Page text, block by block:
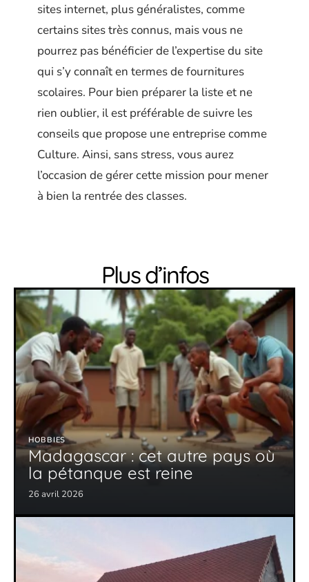
sites internet, plus généralistes, comme
certains sites très connus, mais vous ne
pourrez pas bénéficier de l’expertise du site
qui s’y connaît en termes de fournitures
scolaires. Pour bien préparer la liste et ne
rien oublier, il est préférable de suivre les
conseils que propose une entreprise comme
Culture. Ainsi, sans stress, vous aurez
l’occasion de gérer cette mission pour mener
à bien la rentrée des classes.
Plus d’infos
HOBBIES
Madagascar : cet autre pays où
la pétanque est reine
26 avril 2026